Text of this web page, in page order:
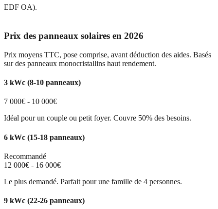
EDF OA).
Prix des panneaux solaires en 2026
Prix moyens TTC, pose comprise, avant déduction des aides. Basés
sur des panneaux monocristallins haut rendement.
3 kWc (8-10 panneaux)
7 000€ - 10 000€
Idéal pour un couple ou petit foyer. Couvre 50% des besoins.
6 kWc (15-18 panneaux)
Recommandé
12 000€ - 16 000€
Le plus demandé. Parfait pour une famille de 4 personnes.
9 kWc (22-26 panneaux)